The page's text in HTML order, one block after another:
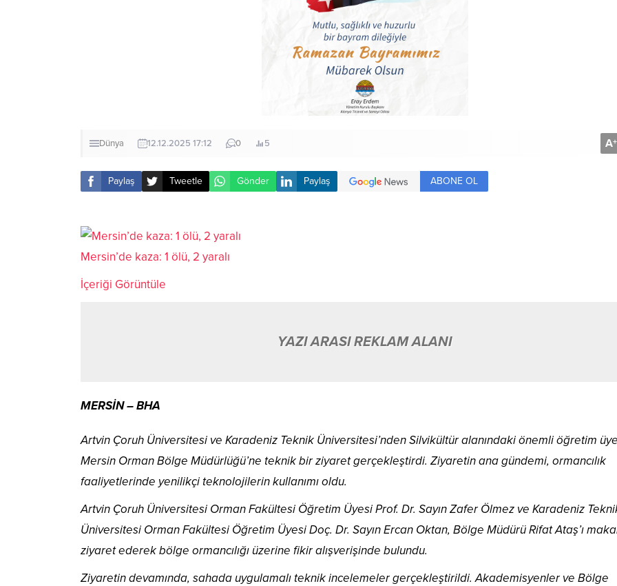
Dünya 12.12.2025 17:12 0 5 A+
Paylaş Tweetle Gönder Paylaş ABONE OL
Mersin’de kaza: 1 ölü, 2 yaralı
İçeriği Görüntüle
YAZI ARASI REKLAM ALANI
MERSİN – BHA
Artvin Çoruh Üniversitesi ve Karadeniz Teknik Üniversitesi’nden Silvikültür alanındaki önemli öğretim
Mersin Orman Bölge Müdürlüğü’ne teknik bir ziyaret gerçekleştirdi. Ziyaretin ana gündemi, ormancılık
faaliyetlerinde yenilikçi teknolojilerin kullanımı oldu.
Artvin Çoruh Üniversitesi Orman Fakültesi Öğretim Üyesi Prof. Dr. Sayın Zafer Ölmez ve Karadeniz
Üniversitesi Orman Fakültesi Öğretim Üyesi Doç. Dr. Sayın Ercan Oktan, Bölge Müdürü Rifat Ataş’ı
ziyaret ederek bölge ormancılığı üzerine fikir alışverişinde bulundu.
Ziyaretin devamında, sahada uygulamalı teknik incelemeler gerçekleştirildi. Akademisyenler ve Bölge